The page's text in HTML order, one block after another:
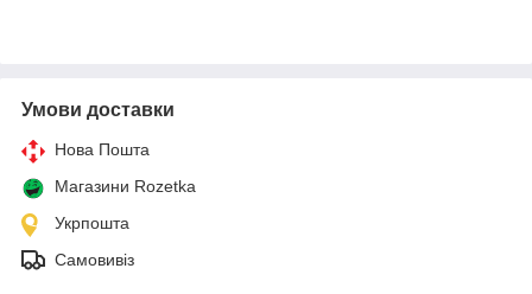
Умови доставки
Нова Пошта
Магазини Rozetka
Укрпошта
Самовивіз